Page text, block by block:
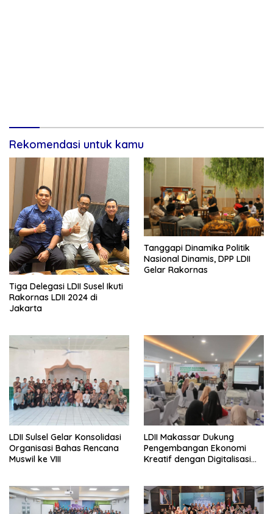
Rekomendasi untuk kamu
Tiga Delegasi LDII Susel Ikuti
Rakornas LDII 2024 di
Jakarta
Tanggapi Dinamika Politik
Nasional Dinamis, DPP LDII
Gelar Rakornas
LDII Sulsel Gelar Konsolidasi
Organisasi Bahas Rencana
Muswil ke VIII
LDII Makassar Dukung
Pengembangan Ekonomi
Kreatif dengan Digitalisasi